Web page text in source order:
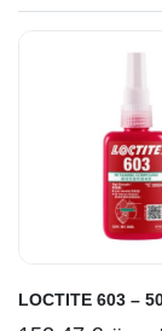
LOCTITE 603 –